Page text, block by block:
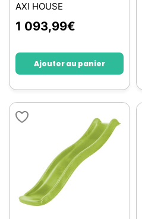
AXI HOUSE
1 093,99€
Ajouter au panier